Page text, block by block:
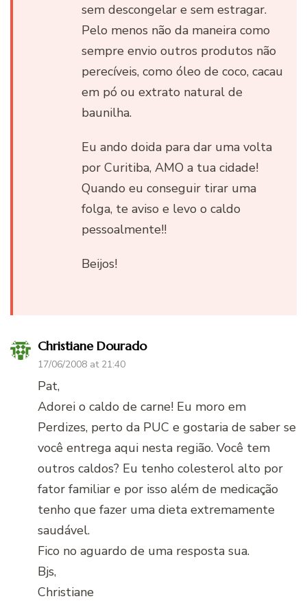
sem descongelar e sem estragar.
Pelo menos não da maneira como
sempre envio outros produtos não
perecíveis, como óleo de coco, cacau
em pó ou extrato natural de
baunilha.
Eu ando doida para dar uma volta
por Curitiba, AMO a tua cidade!
Quando eu conseguir tirar uma
folga, te aviso e levo o caldo
pessoalmente!!
Beijos!
Christiane Dourado
17/06/2008 at 21:40
Pat,
Adorei o caldo de carne! Eu moro em
Perdizes, perto da PUC e gostaria de saber se
você entrega aqui nesta região. Você tem
outros caldos? Eu tenho colesterol alto por
fator familiar e por isso além de medicação
tenho que fazer uma dieta extremamente
saudável.
Fico no aguardo de uma resposta sua.
Bjs,
Christiane